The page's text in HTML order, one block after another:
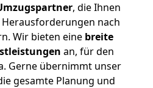
, die Ihnen
nach
Wir bieten eine breite
an, für den
Gerne übernimmt unser
gesamte Planung und